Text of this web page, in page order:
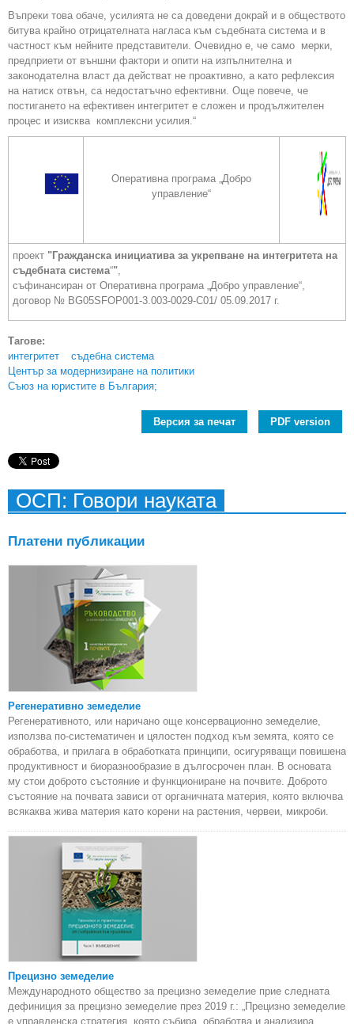
Въпреки това обаче, усилията не са доведени докрай и в обществото
битува крайно отрицателната нагласа към съдебната система и в
частност към нейните представители. Очевидно е, че само мерки,
предприети от външни фактори и опити на изпълнителна и
законодателна власт да действат не проактивно, а като рефлексия
на натиск отвън, са недостатъчно ефективни. Още повече, че
постигането на ефективен интегритет е сложен и продължителен
процес и изисква комплексни усилия.“
Оперативна програма „Добро
управление“
проект "Гражданска инициатива за укрепване на интегритета на
съдебната система“",
съфинансиран от Оперативна програма „Добро управление“,
договор № BG05SFOP001-3.003-0029-С01/ 05.09.2017 г.
Тагове:
интегритет
съдебна система
Център за модернизиране на политики
Съюз на юристите в България;
Версия за печат PDF version
ОСП: Говори науката
Платени публикации
Регенеративно земеделие
Регенеративното, или наричано още консервационно земеделие,
използва по-систематичен и цялостен подход към земята, която се
обработва, и прилага в обработката принципи, осигуряващи повишена
продуктивност и биоразнообразие в дългосрочен план. В основата
му стои доброто състояние и функциониране на почвите. Доброто
състояние на почвата зависи от органичната материя, която включва
всякаква жива материя като корени на растения, червеи, микроби.
Прецизно земеделие
Международното общество за прецизно земеделие прие следната
дефиниция за прецизно земеделие през 2019 г.: „Прецизно земеделие
е управленска стратегия, която събира, обработва и анализира